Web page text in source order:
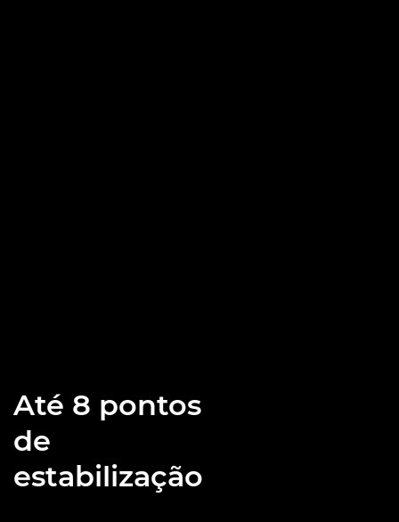
Até 8 pontos
de
estabilização